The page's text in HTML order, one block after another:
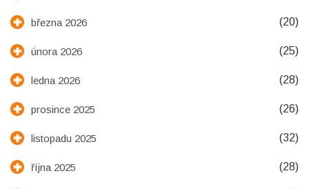
března 2026 (20)
února 2026 (25)
ledna 2026 (28)
prosince 2025 (26)
listopadu 2025 (32)
října 2025 (28)